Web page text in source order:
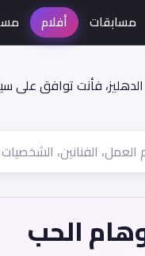
فأنت توافق على
مسابقات أفلام
الحب